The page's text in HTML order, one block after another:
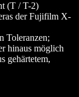
(T / T-2)
der Fujifilm X-
Toleranzen;
hinaus möglich
gehärtetem,